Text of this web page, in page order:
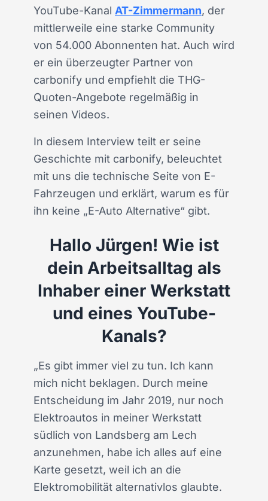
YouTube-Kanal AT-Zimmermann, der
mittlerweile eine starke Community
von 54.000 Abonnenten hat. Auch wird
er ein überzeugter Partner von
carbonify und empfiehlt die THG-
Quoten-Angebote regelmäßig in
seinen Videos.
In diesem Interview teilt er seine
Geschichte mit carbonify, beleuchtet
mit uns die technische Seite von E-
Fahrzeugen und erklärt, warum es für
ihn keine „E-Auto Alternative“ gibt.
Hallo Jürgen! Wie ist
dein Arbeitsalltag als
Inhaber einer Werkstatt
und eines YouTube-
Kanals?
„Es gibt immer viel zu tun. Ich kann
mich nicht beklagen. Durch meine
Entscheidung im Jahr 2019, nur noch
Elektroautos in meiner Werkstatt
südlich von Landsberg am Lech
anzunehmen, habe ich alles auf eine
Karte gesetzt, weil ich an die
Elektromobilität alternativlos glaubte.